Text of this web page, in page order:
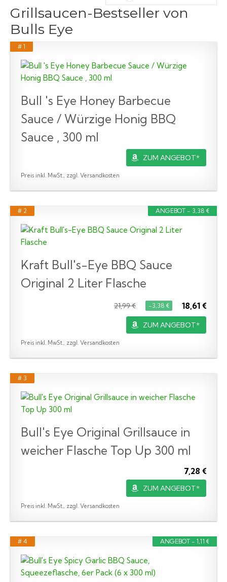
Grillsaucen-Bestseller von
Bulls Eye
# 1
Bull 's Eye Honey Barbecue
Sauce / Würzige Honig BBQ
Sauce , 300 ml
ZUM ANGEBOT*
Preis inkl. MwSt., zzgl. Versandkosten
ANGEBOT - 3,38 €
# 2
Kraft Bull's-Eye BBQ Sauce
Original 2 Liter Flasche
21,99 € −3,38 € 18,61 €
ZUM ANGEBOT*
Preis inkl. MwSt., zzgl. Versandkosten
# 3
Bull's Eye Original Grillsauce in
weicher Flasche Top Up 300 ml
7,28 €
ZUM ANGEBOT*
Preis inkl. MwSt., zzgl. Versandkosten
ANGEBOT - 1,11 €
# 4